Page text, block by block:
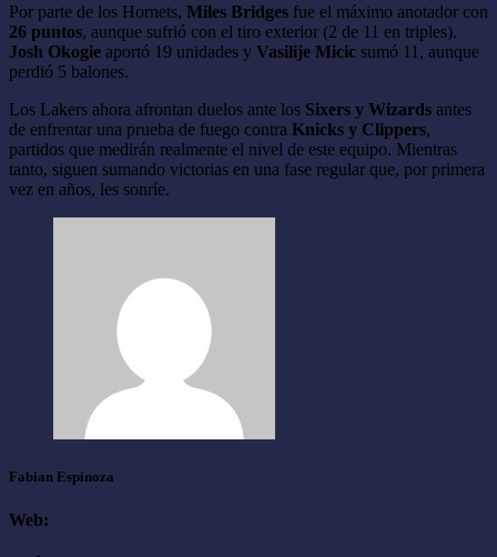
Por parte de los Hornets, Miles Bridges fue el máximo anotador con
26 puntos, aunque sufrió con el tiro exterior (2 de 11 en triples).
Josh Okogie aportó 19 unidades y Vasilije Micic sumó 11, aunque
perdió 5 balones.
Los Lakers ahora afrontan duelos ante los Sixers y Wizards antes
de enfrentar una prueba de fuego contra Knicks y Clippers,
partidos que medirán realmente el nivel de este equipo. Mientras
tanto, siguen sumando victorias en una fase regular que, por primera
vez en años, les sonríe.
Fabian Espinoza
Web: